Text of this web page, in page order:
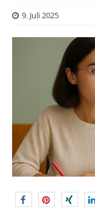
9. Juli 2025